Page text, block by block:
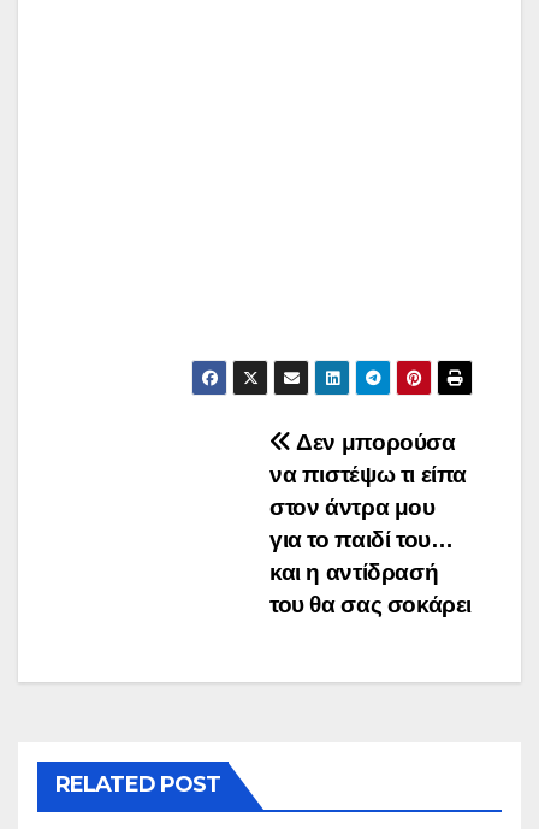
Δεν μπορούσα
να πιστέψω τι είπα
στον άντρα μου
για το παιδί του…
και η αντίδρασή
του θα σας σοκάρει
RELATED POST